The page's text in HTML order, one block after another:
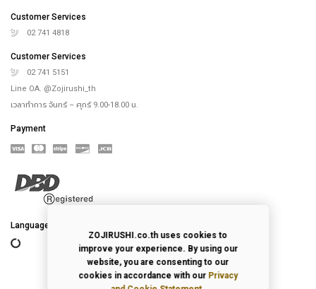
Customer Services
02 741 4818
Customer Services
02 741 5151
Line OA. @Zojirushi_th
เวลาทำการ จันทร์ – ศุกร์ 9.00-18.00 น.
Payment
Language
ZOJIRUSHI.co.th uses cookies to
improve your experience. By using our
website, you are consenting to our
cookies in accordance with our Privacy